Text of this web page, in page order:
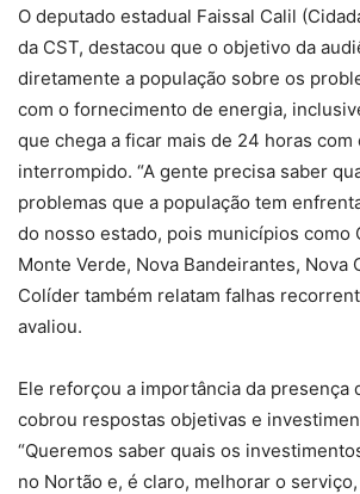
O deputado estadual Faissal Calil
da CST, destacou que o objetivo da
diretamente a população sobre os
com o fornecimento de energia,
que chega a ficar mais de 24 horas
interrompido. “A gente precisa saber
problemas que a população tem
do nosso estado, pois municípios como
Monte Verde, Nova Bandeirantes, Nova
Colíder também relatam falhas
avaliou.
Ele reforçou a importância da presença
cobrou respostas objetivas e
“Queremos saber quais os
no Nortão e, é claro, melhorar o